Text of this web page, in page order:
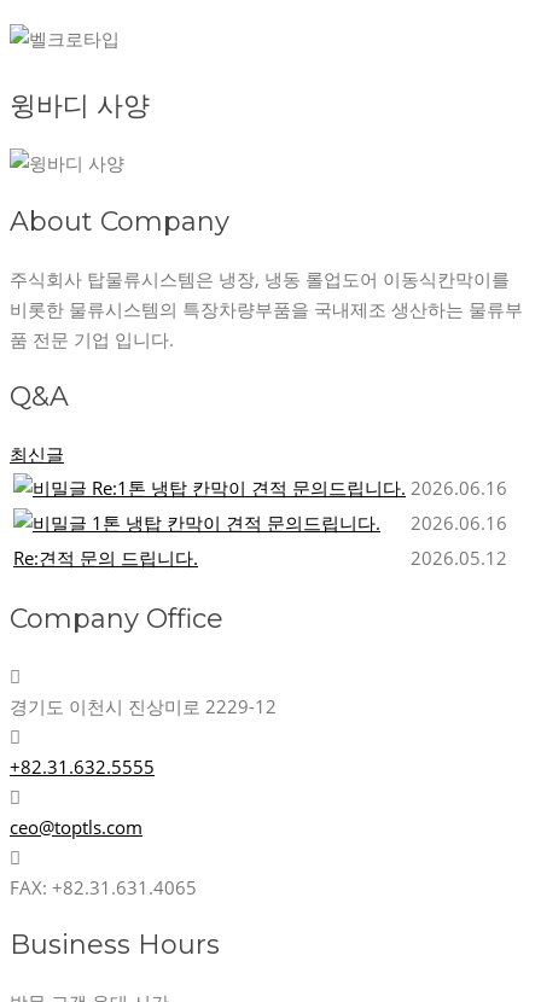
윙바디 사양
About Company
주식회사 탑물류시스템은 냉장, 냉동 롤업도어 이동식칸막이를
비롯한 물류시스템의 특장차량부품을 국내제조 생산하는 물류부
품 전문 기업 입니다.
Q&A
최신글
Re:1톤 냉탑 칸막이 견적 문의드립니다. 2026.06.16
1톤 냉탑 칸막이 견적 문의드립니다.
2026.06.16
Re:견적 문의 드립니다.
2026.05.12
Company Office
경기도 이천시 진상미로 2229-12
+82.31.632.5555
ceo@toptls.com
FAX: +82.31.631.4065
Business Hours